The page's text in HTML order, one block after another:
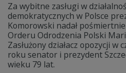
Za wybitne zasługi w
demokratycznych w Polsce
Komorowski nadał
Orderu Odrodzenia Polski
Zasłużony działacz opozycji w
roku senator i prezydent
wieku 79 lat.